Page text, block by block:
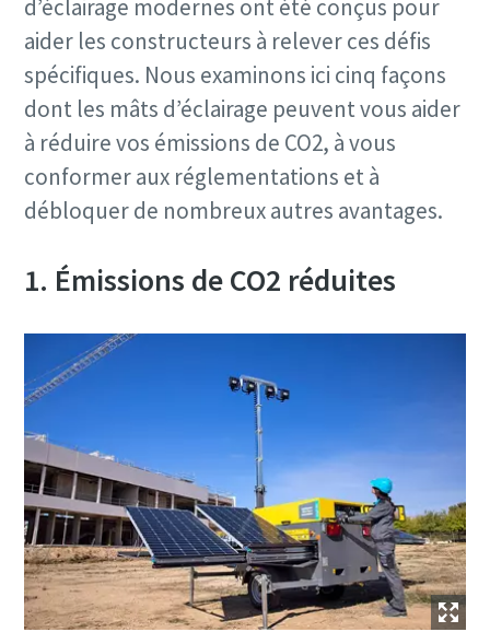
Offre spéciale sur les outils hydrauliques
Découvrez nos packs d'outils hydrauliques et choisissez
celui qui vous convient le mieux.
Détails des packs
d’éclairage modernes ont été conçus pour
aider les constructeurs à relever ces défis
spécifiques. Nous examinons ici cinq façons
dont les mâts d’éclairage peuvent vous aider
à réduire vos émissions de CO2, à vous
conformer aux réglementations et à
débloquer de nombreux autres avantages.
1. Émissions de CO2 réduites